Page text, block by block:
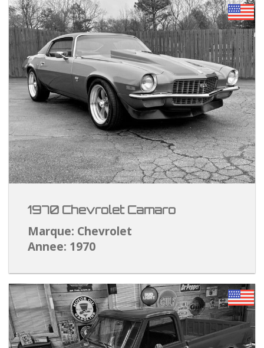
1970 Chevrolet Camaro
Marque: Chevrolet
Annee: 1970